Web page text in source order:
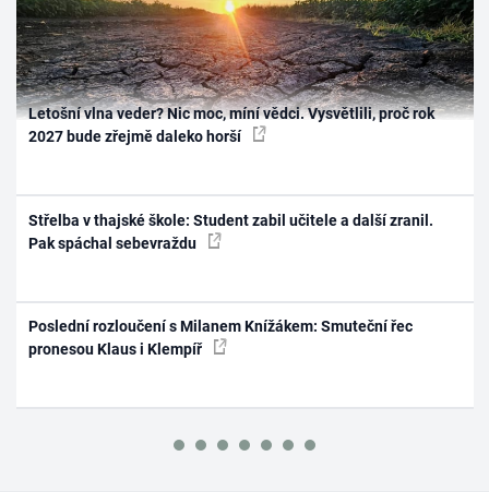
Letošní vlna veder? Nic moc, míní vědci. Vysvětlili, proč rok
2027 bude zřejmě daleko horší
Střelba v thajské škole: Student zabil učitele a další zranil.
Pak spáchal sebevraždu
Poslední rozloučení s Milanem Knížákem: Smuteční řec
pronesou Klaus i Klempíř